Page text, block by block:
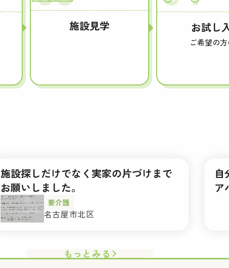
施設見学 お試し
ご希望の
施設探しだけでなく実家の片づけまで
お願いしました。
要介護
名古屋市北区
自
ア
もっとみる